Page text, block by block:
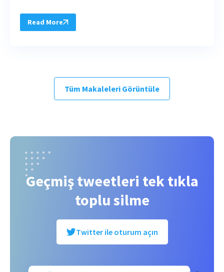
Read More
Tüm Makaleleri Görüntüle
Geçmiş tweetleri tek tıkla
toplu silme
Twitter ile oturum açın